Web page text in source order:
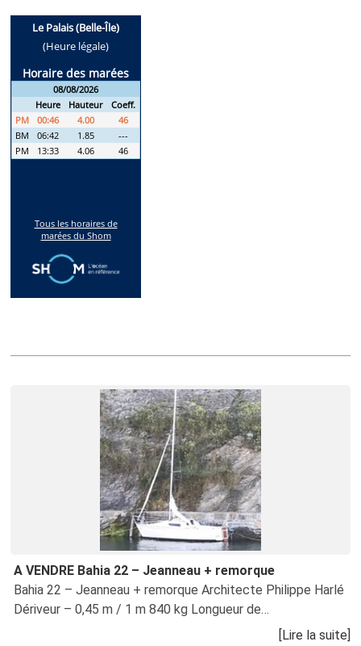
A VENDRE Bahia 22 – Jeanneau + remorque
Bahia 22 – Jeanneau + remorque Architecte Philippe Harlé
Dériveur – 0,45 m / 1 m 840 kg Longueur de…
[Lire la suite]